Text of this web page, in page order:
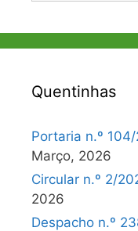
Quentinhas
Portaria n.º
Março, 2026
Circular n.º 2/
2026
Despacho n.º